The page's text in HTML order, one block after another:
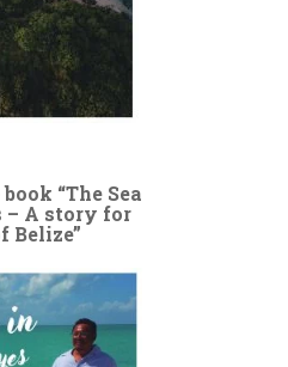
“The Sea
– A story for
Belize”